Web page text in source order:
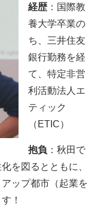
経歴 ：国際教
養大学卒業の
ち、三井住友
銀行勤務を経
て、特定非営
利活動法人エ
ティック
（ETIC）
抱負 ：秋田で
を図るとともに、
ップ都市（起業を
！